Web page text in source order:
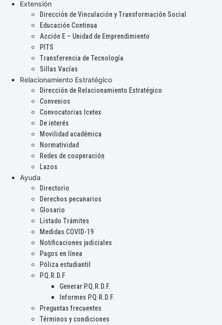
Extensión
Dirección de Vinculación y Transformación Social
Educación Continua
Acción E – Unidad de Emprendimiento
PITS
Transferencia de Tecnología
Sillas Vacías
Relacionamiento Estratégico
Dirección de Relacionamiento Estratégico
Convenios
Convocatorias Icetex
De interés
Movilidad académica
Normatividad
Redes de cooperación
Lazos
Ayuda
Directorio
Derechos pecunarios
Glosario
Listado Trámites
Medidas COVID-19
Notificaciones judiciales
Pagos en línea
Póliza estudiantil
P.Q.R.D.F
Generar P.Q.R.D.F.
Informes P.Q.R.D.F.
Preguntas frecuentes
Términos y condiciones